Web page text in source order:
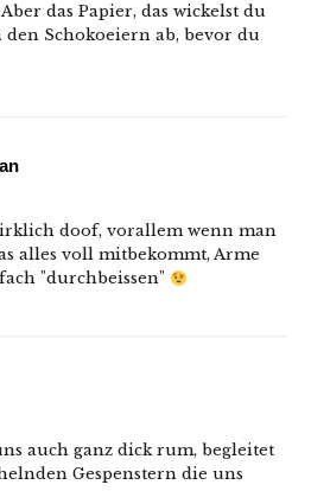
das Papier, das wickelst du
Schokoeiern ab, bevor du
doof, vorallem wenn man
alles voll mitbekommt, Arme
"durchbeissen"
auch ganz dick rum, begleitet
Gespenstern die uns